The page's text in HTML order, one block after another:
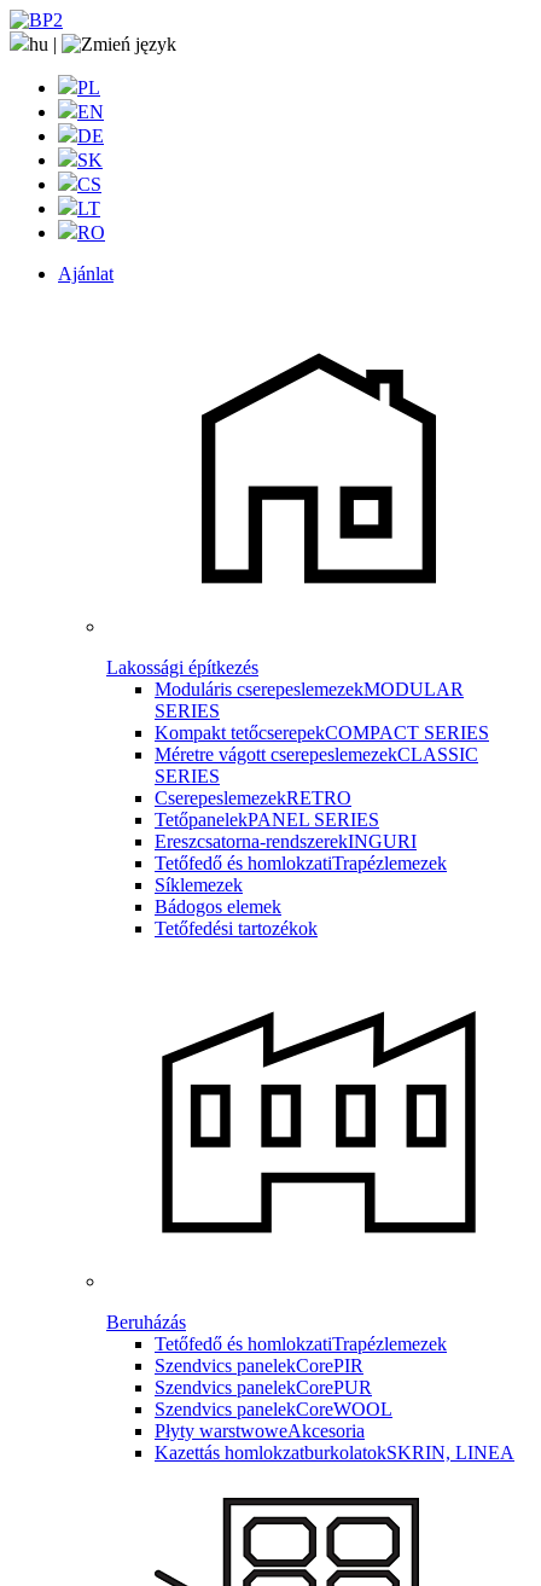
hu |
PL
EN
DE
SK
CS
LT
RO
Ajánlat
Lakossági építkezés
Moduláris cserepeslemezekMODULAR
SERIES
Kompakt tetőcserepekCOMPACT SERIES
Méretre vágott cserepeslemezekCLASSIC
SERIES
CserepeslemezekRETRO
TetőpanelekPANEL SERIES
Ereszcsatorna-rendszerekINGURI
Tetőfedő és homlokzatiTrapézlemezek
Síklemezek
Bádogos elemek
Tetőfedési tartozékok
Beruházás
Tetőfedő és homlokzatiTrapézlemezek
Szendvics panelekCorePIR
Szendvics panelekCorePUR
Szendvics panelekCoreWOOL
Płyty warstwoweAkcesoria
Kazettás homlokzatburkolatokSKRIN, LINEA